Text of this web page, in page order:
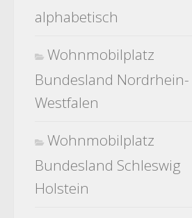
alphabetisch
Wohnmobilplatz
Bundesland Nordrhein-
Westfalen
Wohnmobilplatz
Bundesland Schleswig
Holstein